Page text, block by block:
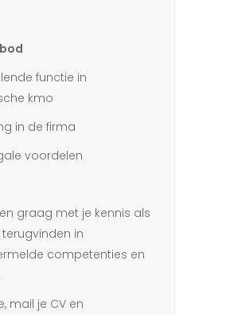
functie in
kmo
in de firma
voordelen
graag met je kennis als
terugvinden in
competenties en
mail je CV en